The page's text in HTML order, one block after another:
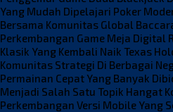
Yang Mudah Dipelajari Poker
Bersama Komunitas Global
Perkembangan Game Meja Digital
Klasik Yang Kembali Naik Texas
Komunitas Strategi Di Berbagai
Permainan Cepat Yang Banyak
Menjadi Salah Satu Topik Hangat
Perkembangan Versi Mobile Yang